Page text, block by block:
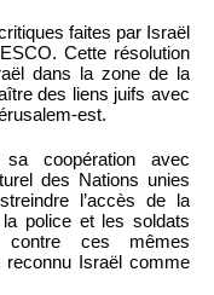
faites par Israël
Cette résolution
dans la zone de la
des liens juifs avec
est.
coopération avec
des Nations unies
l’accès de la
police et les soldats
contre ces mêmes
reconnu Israël comme